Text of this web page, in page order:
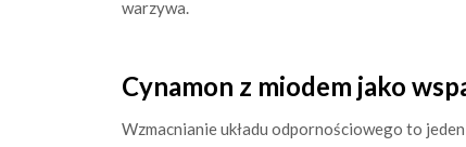
warzywa.
Cynamon z miodem jako
Wzmacnianie układu odpornościowego to